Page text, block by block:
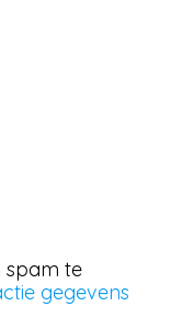
spam te
gegevens